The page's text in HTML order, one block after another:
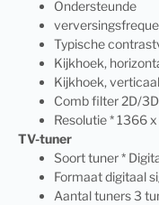
Ondersteunde
Typische
Kijkhoek,
Kijkhoek,
Comb filter 2D/3D
Resolutie * 1366
TV-tuner
Soort tuner *
Formaat digitaal
Aantal tuners 3